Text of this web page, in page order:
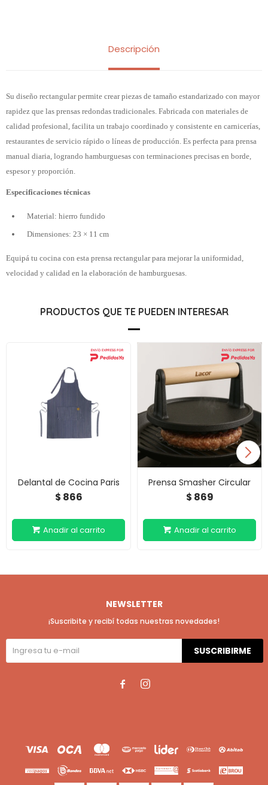
Descripción
Su diseño rectangular permite crear piezas de tamaño estandarizado con mayor
rapidez que las prensas redondas tradicionales. Fabricada con materiales de
calidad profesional, facilita un trabajo coordinado y consistente en carnicerías,
restaurantes de servicio rápido o líneas de producción. Es perfecta para prensa
manual diaria, logrando hamburguesas con terminaciones precisas en borde,
espesor y proporción.
Especificaciones técnicas
Material: hierro fundido
Dimensiones: 23 × 11 cm
Equipá tu cocina con esta prensa rectangular para mejorar la uniformidad,
velocidad y calidad en la elaboración de hamburguesas.
PRODUCTOS QUE TE PUEDEN INTERESAR
Delantal de Cocina Paris
$ 866
Prensa Smasher Circular
$ 869
NEWSLETTER
¡Suscribite y recibí todas nuestras novedades!
SUSCRIBIRME
 